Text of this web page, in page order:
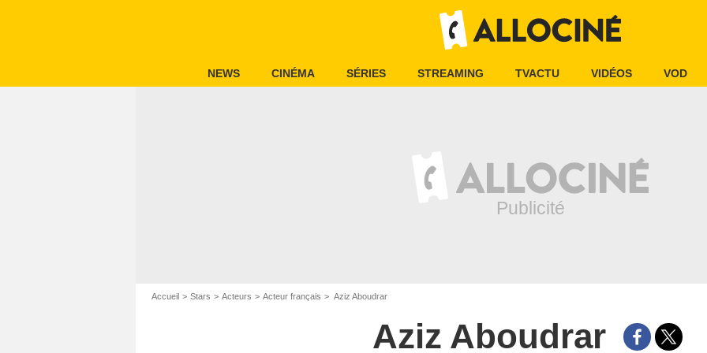
NEWS CINÉMA SÉRIES STREAMING TVACTU VIDÉOS VOD
Accueil Stars Acteurs Acteur français Aziz Aboudrar
Aziz Aboudrar